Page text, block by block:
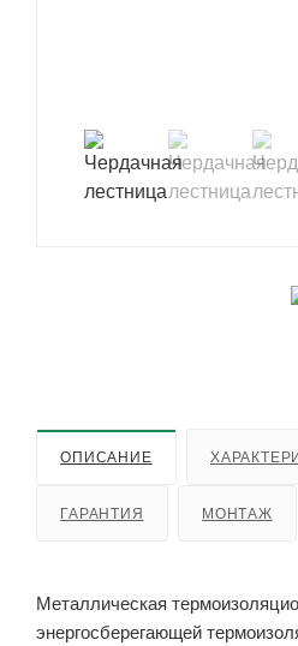
ОПИСАНИЕ
ГАРАНТИЯ МОНТАЖ
Металлическая
энергосберегающей